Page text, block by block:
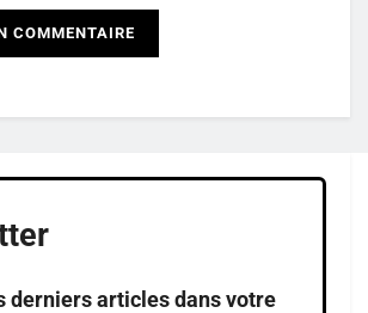
derniers articles dans votre